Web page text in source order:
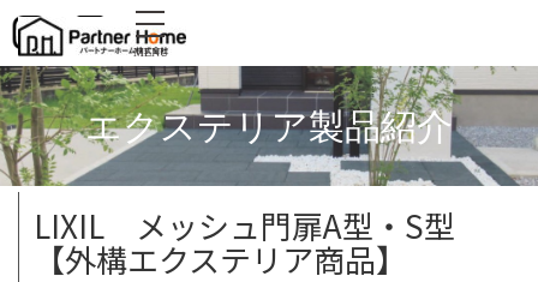
MENU
エクステリア製品紹介
LIXIL メッシュ門扉A型・S型
【外構エクステリア商品】